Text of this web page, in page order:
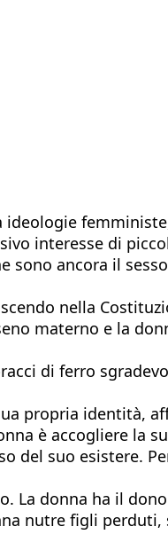
interesse di
ancora il
nella
materno e la
di ferro
propria identità,
è accogliere la
del suo esistere.
La donna ha il
nutre figli